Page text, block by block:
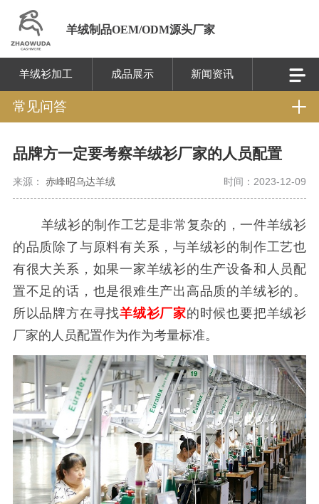
羊绒制品OEM/ODM源头厂家
羊绒衫加工 成品展示 新闻资讯
常见问答
品牌方一定要考察羊绒衫厂家的人员配置
来源： 赤峰昭乌达羊绒 时间：2023-12-09
羊绒衫的制作工艺是非常复杂的，一件羊绒衫
的品质除了与原料有关系，与羊绒衫的制作工艺也
有很大关系，如果一家羊绒衫的生产设备和人员配
置不足的话，也是很难生产出高品质的羊绒衫的。
所以品牌方在寻找羊绒衫厂家的时候也要把羊绒衫
厂家的人员配置作为作为考量标准。